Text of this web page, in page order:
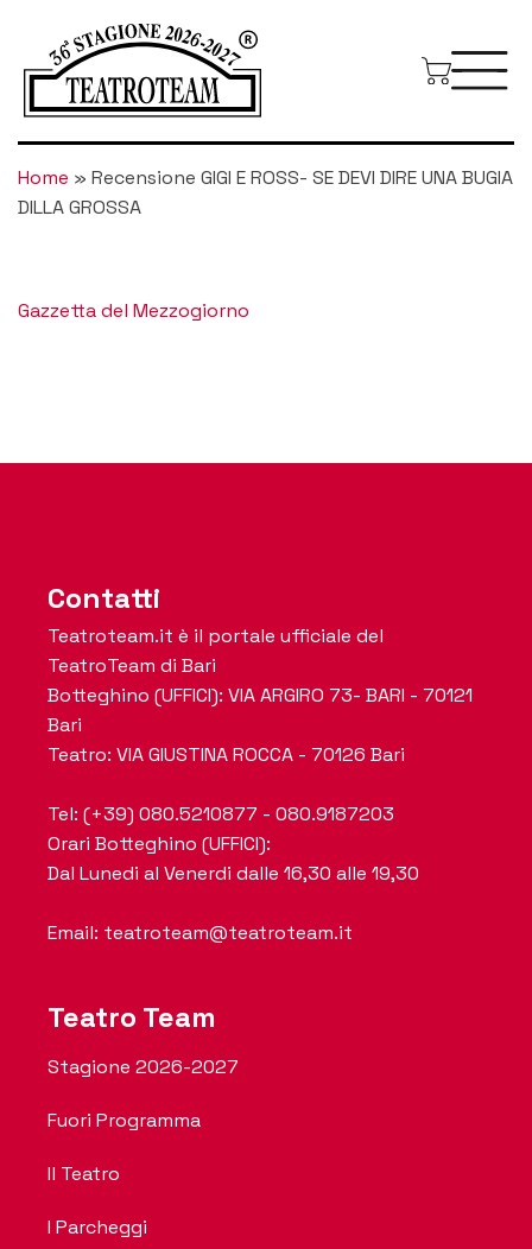
Home » Recensione GIGI E ROSS- SE DEVI DIRE UNA BUGIA
DILLA GROSSA
Gazzetta del Mezzogiorno
Contatti
Teatroteam.it è il portale ufficiale del
TeatroTeam di Bari
Botteghino (UFFICI): VIA ARGIRO 73- BARI - 70121
Bari
Teatro: VIA GIUSTINA ROCCA - 70126 Bari
Tel: (+39) 080.5210877 - 080.9187203
Orari Botteghino (UFFICI):
Dal Lunedi al Venerdi dalle 16,30 alle 19,30
Email: teatroteam@teatroteam.it
Teatro Team
Stagione 2026-2027
Fuori Programma
Il Teatro
I Parcheggi